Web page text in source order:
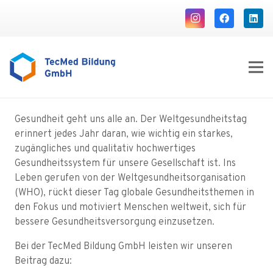
Gesundheit geht uns alle an. Der Weltgesundheitstag
erinnert jedes Jahr daran, wie wichtig ein starkes,
zugängliches und qualitativ hochwertiges
Gesundheitssystem für unsere Gesellschaft ist. Ins
Leben gerufen von der Weltgesundheitsorganisation
(WHO), rückt dieser Tag globale Gesundheitsthemen in
den Fokus und motiviert Menschen weltweit, sich für
bessere Gesundheitsversorgung einzusetzen.
Bei der TecMed Bildung GmbH leisten wir unseren
Beitrag dazu: